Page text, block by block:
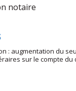
notaire
: augmentation du
sur le compte du